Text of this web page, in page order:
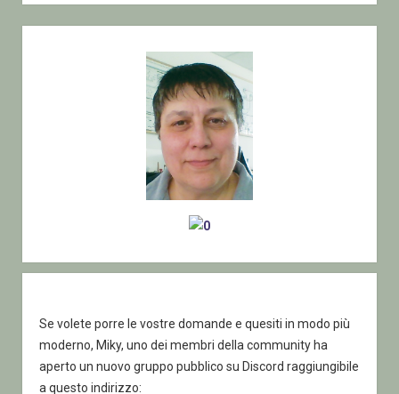
Se volete porre le vostre domande e quesiti in modo più
moderno, Miky, uno dei membri della community ha
aperto un nuovo gruppo pubblico su Discord raggiungibile
a questo indirizzo: